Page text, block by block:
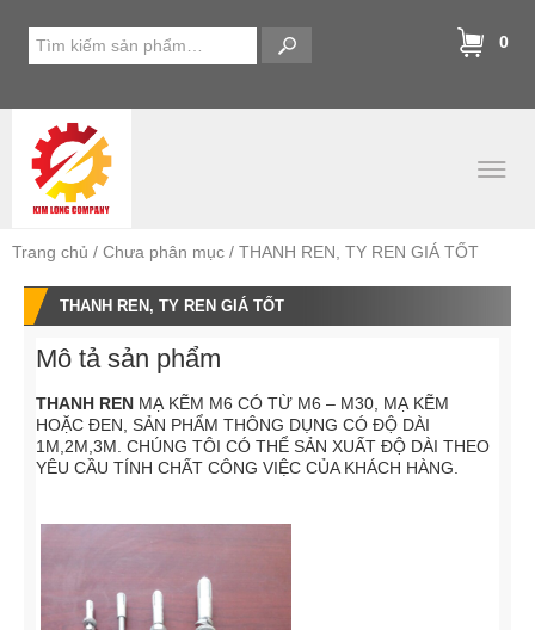
0
Trang chủ Chưa phân mục THANH REN, TY REN GIÁ TỐT
THANH REN, TY REN GIÁ TỐT
Mô tả sản phẩm
THANH REN MẠ KẼM M6 CÓ TỪ M6 – M30, MẠ KẼM
HOẶC ĐEN, SẢN PHẨM THÔNG DỤNG CÓ ĐỘ DÀI
1M,2M,3M. CHÚNG TÔI CÓ THỂ SẢN XUẤT ĐỘ DÀI THEO
YÊU CẦU TÍNH CHẤT CÔNG VIỆC CỦA KHÁCH HÀNG.